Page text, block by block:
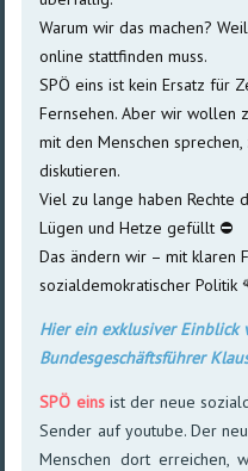
Warum wir das machen?
online stattfinden muss.
SPÖ eins ist kein Ersatz für
Fernsehen. Aber wir wollen
mit den Menschen
diskutieren.
Viel zu lange haben Rechte
Lügen und Hetze gefüllt ⛔︎
Das ändern wir – mit klaren
sozialdemokratischer Politik
Hier ein exklusiver Einblick
Bundesgeschäftsführer
SPÖ einsist der neue
Sen­der auf youtube. Der
Men­schen dort er­rei­chen,